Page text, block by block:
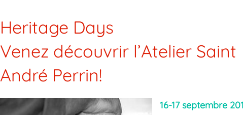
Heritage Days
Venez découvrir l’Atelier Saint
André Perrin!
16-17 septembre